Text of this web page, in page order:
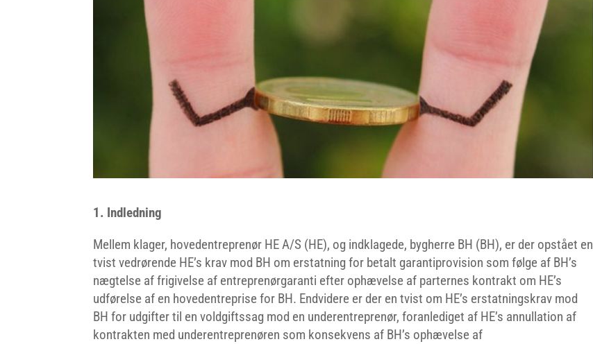
1. Indledning
Mellem klager, hovedentreprenør HE A/S (HE), og indklagede, bygherre BH (BH), er der opstået en
tvist vedrørende HE’s krav mod BH om erstatning for betalt garantiprovision som følge af BH’s
nægtelse af frigivelse af entreprenørgaranti efter ophævelse af parternes kontrakt om HE’s
udførelse af en hovedentreprise for BH. Endvidere er der en tvist om HE’s erstatningskrav mod
BH for udgifter til en voldgiftssag mod en underentreprenør, foranlediget af HE’s annullation af
kontrakten med underentreprenøren som konsekvens af BH’s ophævelse af